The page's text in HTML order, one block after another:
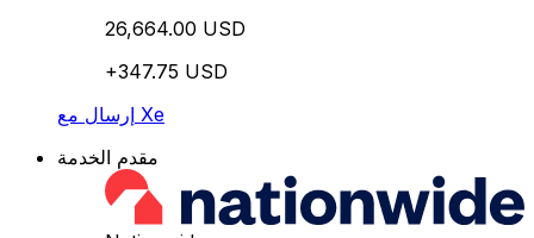
26,664.00 USD
+347.75 USD
إرسال مع Xe
مقدم الخدمة